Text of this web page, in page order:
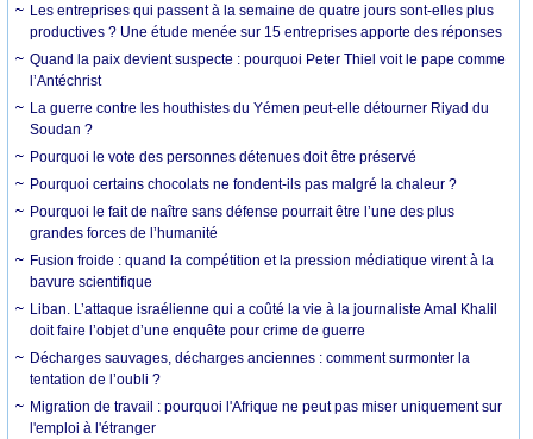
Les entreprises qui passent à la semaine de quatre jours sont-elles plus
productives ? Une étude menée sur 15 entreprises apporte des réponses
Quand la paix devient suspecte : pourquoi Peter Thiel voit le pape comme
l’Antéchrist
La guerre contre les houthistes du Yémen peut-elle détourner Riyad du
Soudan ?
Pourquoi le vote des personnes détenues doit être préservé
Pourquoi certains chocolats ne fondent-ils pas malgré la chaleur ?
Pourquoi le fait de naître sans défense pourrait être l’une des plus
grandes forces de l’humanité
Fusion froide : quand la compétition et la pression médiatique virent à la
bavure scientifique
Liban. L’attaque israélienne qui a coûté la vie à la journaliste Amal Khalil
doit faire l’objet d’une enquête pour crime de guerre
Décharges sauvages, décharges anciennes : comment surmonter la
tentation de l’oubli ?
Migration de travail : pourquoi l'Afrique ne peut pas miser uniquement sur
l'emploi à l'étranger